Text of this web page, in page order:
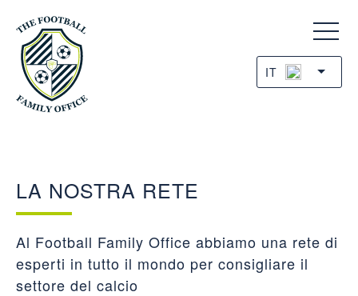
IT
LA NOSTRA RETE
Al Football Family Office abbiamo una rete di
esperti in tutto il mondo per consigliare il
settore del calcio